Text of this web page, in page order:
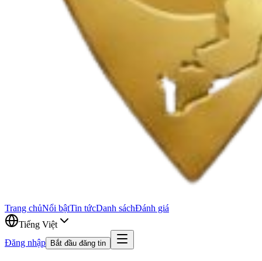
Trang chủNổi bậtTin tứcDanh sáchĐánh giá
Tiếng Việt
Đăng nhập
Bắt đầu đăng tin